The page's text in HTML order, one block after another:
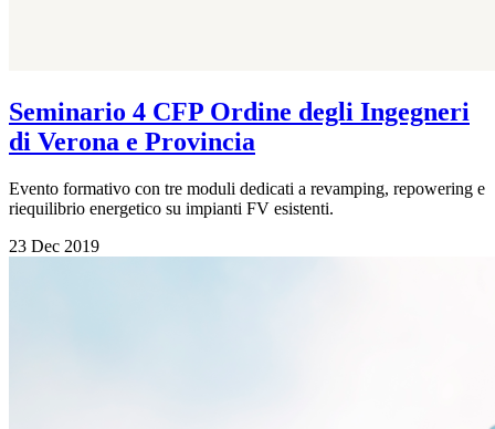
Seminario 4 CFP Ordine degli Ingegneri
di Verona e Provincia
Evento formativo con tre moduli dedicati a revamping, repowering e
riequilibrio energetico su impianti FV esistenti.
23 Dec 2019